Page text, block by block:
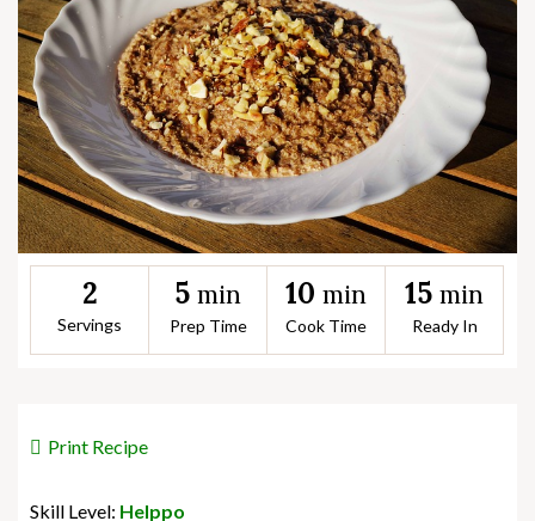
2
Servings
5 min
Prep Time
10 min
Cook Time
15 min
Ready In
Print Recipe
Skill Level: Helppo